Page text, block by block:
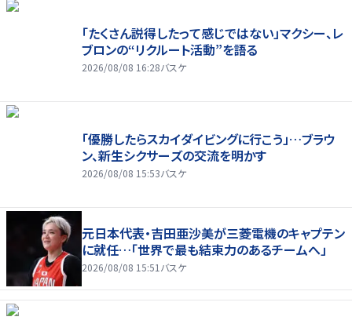
「たくさん説得したって感じではない」マクシー、レ
ブロンの“リクルート活動”を語る
2026/08/08 16:28バスケ
「優勝したらスカイダイビングに行こう」…ブラウ
ン、新生シクサーズの交流を明かす
2026/08/08 15:53バスケ
元日本代表・吉田亜沙美が三菱電機のキャプテン
に就任…「世界で最も結束力のあるチームへ」
2026/08/08 15:51 バスケ